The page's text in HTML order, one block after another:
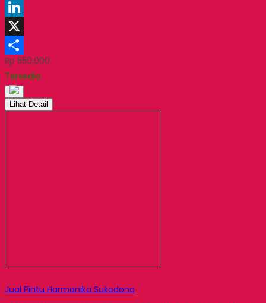
Reddit
LinkedIn
X
Share
Rp 550.000
Tersedia
Lihat Detail
Jual Pintu Harmonika Sukodono